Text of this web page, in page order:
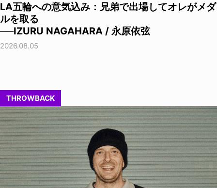
LA五輪への意気込み：兄弟で出場してオレがメダ
ルを取る
──IZURU NAGAHARA / 永原依弦
2026.08.05
THROWBACK